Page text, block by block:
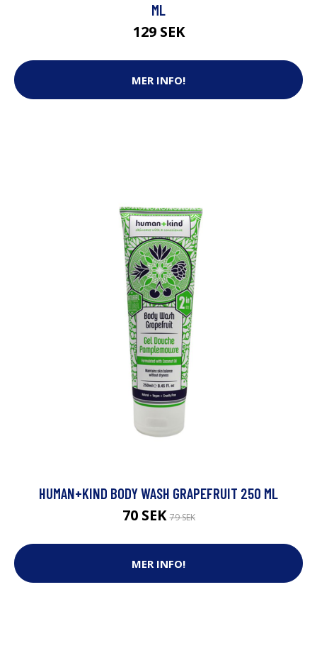
ML
129 SEK
MER INFO!
HUMAN+KIND BODY WASH GRAPEFRUIT 250 ML
70 SEK79 SEK
MER INFO!